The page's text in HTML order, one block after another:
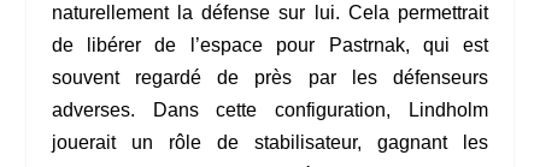
naturellement la défense sur lui. Cela permettrait
de libérer de l’espace pour Pastrnak, qui est
souvent regardé de près par les défenseurs
adverses. Dans cette configuration, Lindholm
jouerait un rôle de stabilisateur, gagnant les